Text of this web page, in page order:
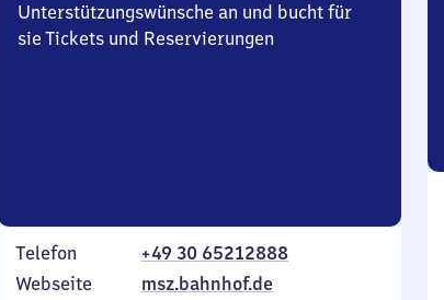
Unterstützungswünsche an und bucht für
sie Tickets und Reservierungen
Telefon
+49 30 65212888
Webseite
msz.bahnhof.de